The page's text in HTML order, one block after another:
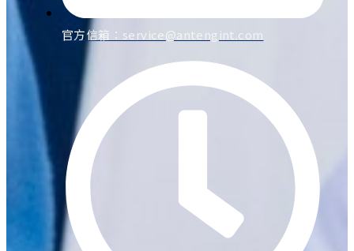
官方信箱： service@antengint.com